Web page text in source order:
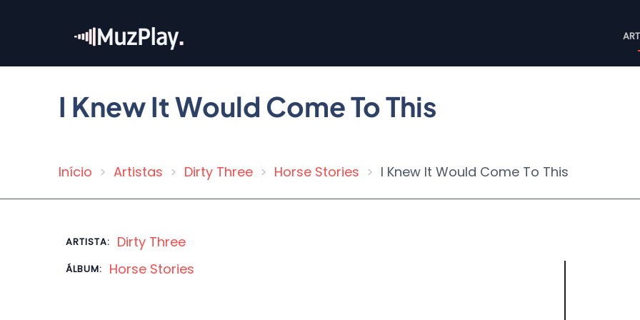
conteúdo
I Knew It Would Come To This
Trilha
navegação
Início Artistas Dirty Three Horse Stories I Knew It Would Come To This
ARTISTA: Dirty Three
ÁLBUM: Horse Stories